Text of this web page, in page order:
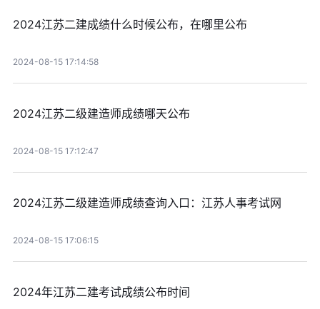
2024江苏二建成绩什么时候公布，在哪里公布
2024-08-15 17:14:58
2024江苏二级建造师成绩哪天公布
2024-08-15 17:12:47
2024江苏二级建造师成绩查询入口：江苏人事考试网
2024-08-15 17:06:15
2024年江苏二建考试成绩公布时间